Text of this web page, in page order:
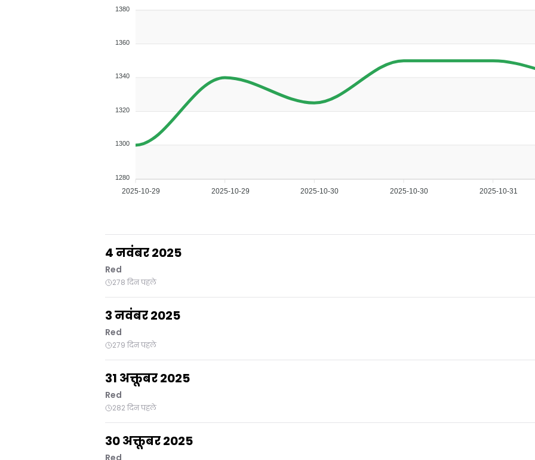
1380
1360
1340
1320
1300
1280
2025-10-29 2025-10-29 2025-10-30 2025-10-30 2025-10-31
4 नवंबर 2025
Red
278 दिन पहले
3 नवंबर 2025
Red
279 दिन पहले
31 अक्तूबर 2025
Red
282 दिन पहले
30 अक्तूबर 2025
Red